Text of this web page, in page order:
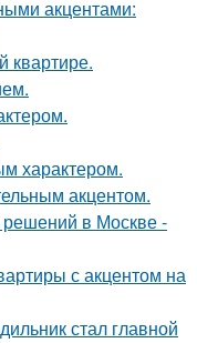
акцентами:
квартире.
характером.
акцентом.
в Москве -
с акцентом на
стал главной